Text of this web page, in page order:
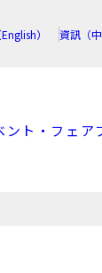
） 資訊（中
ント・フェア